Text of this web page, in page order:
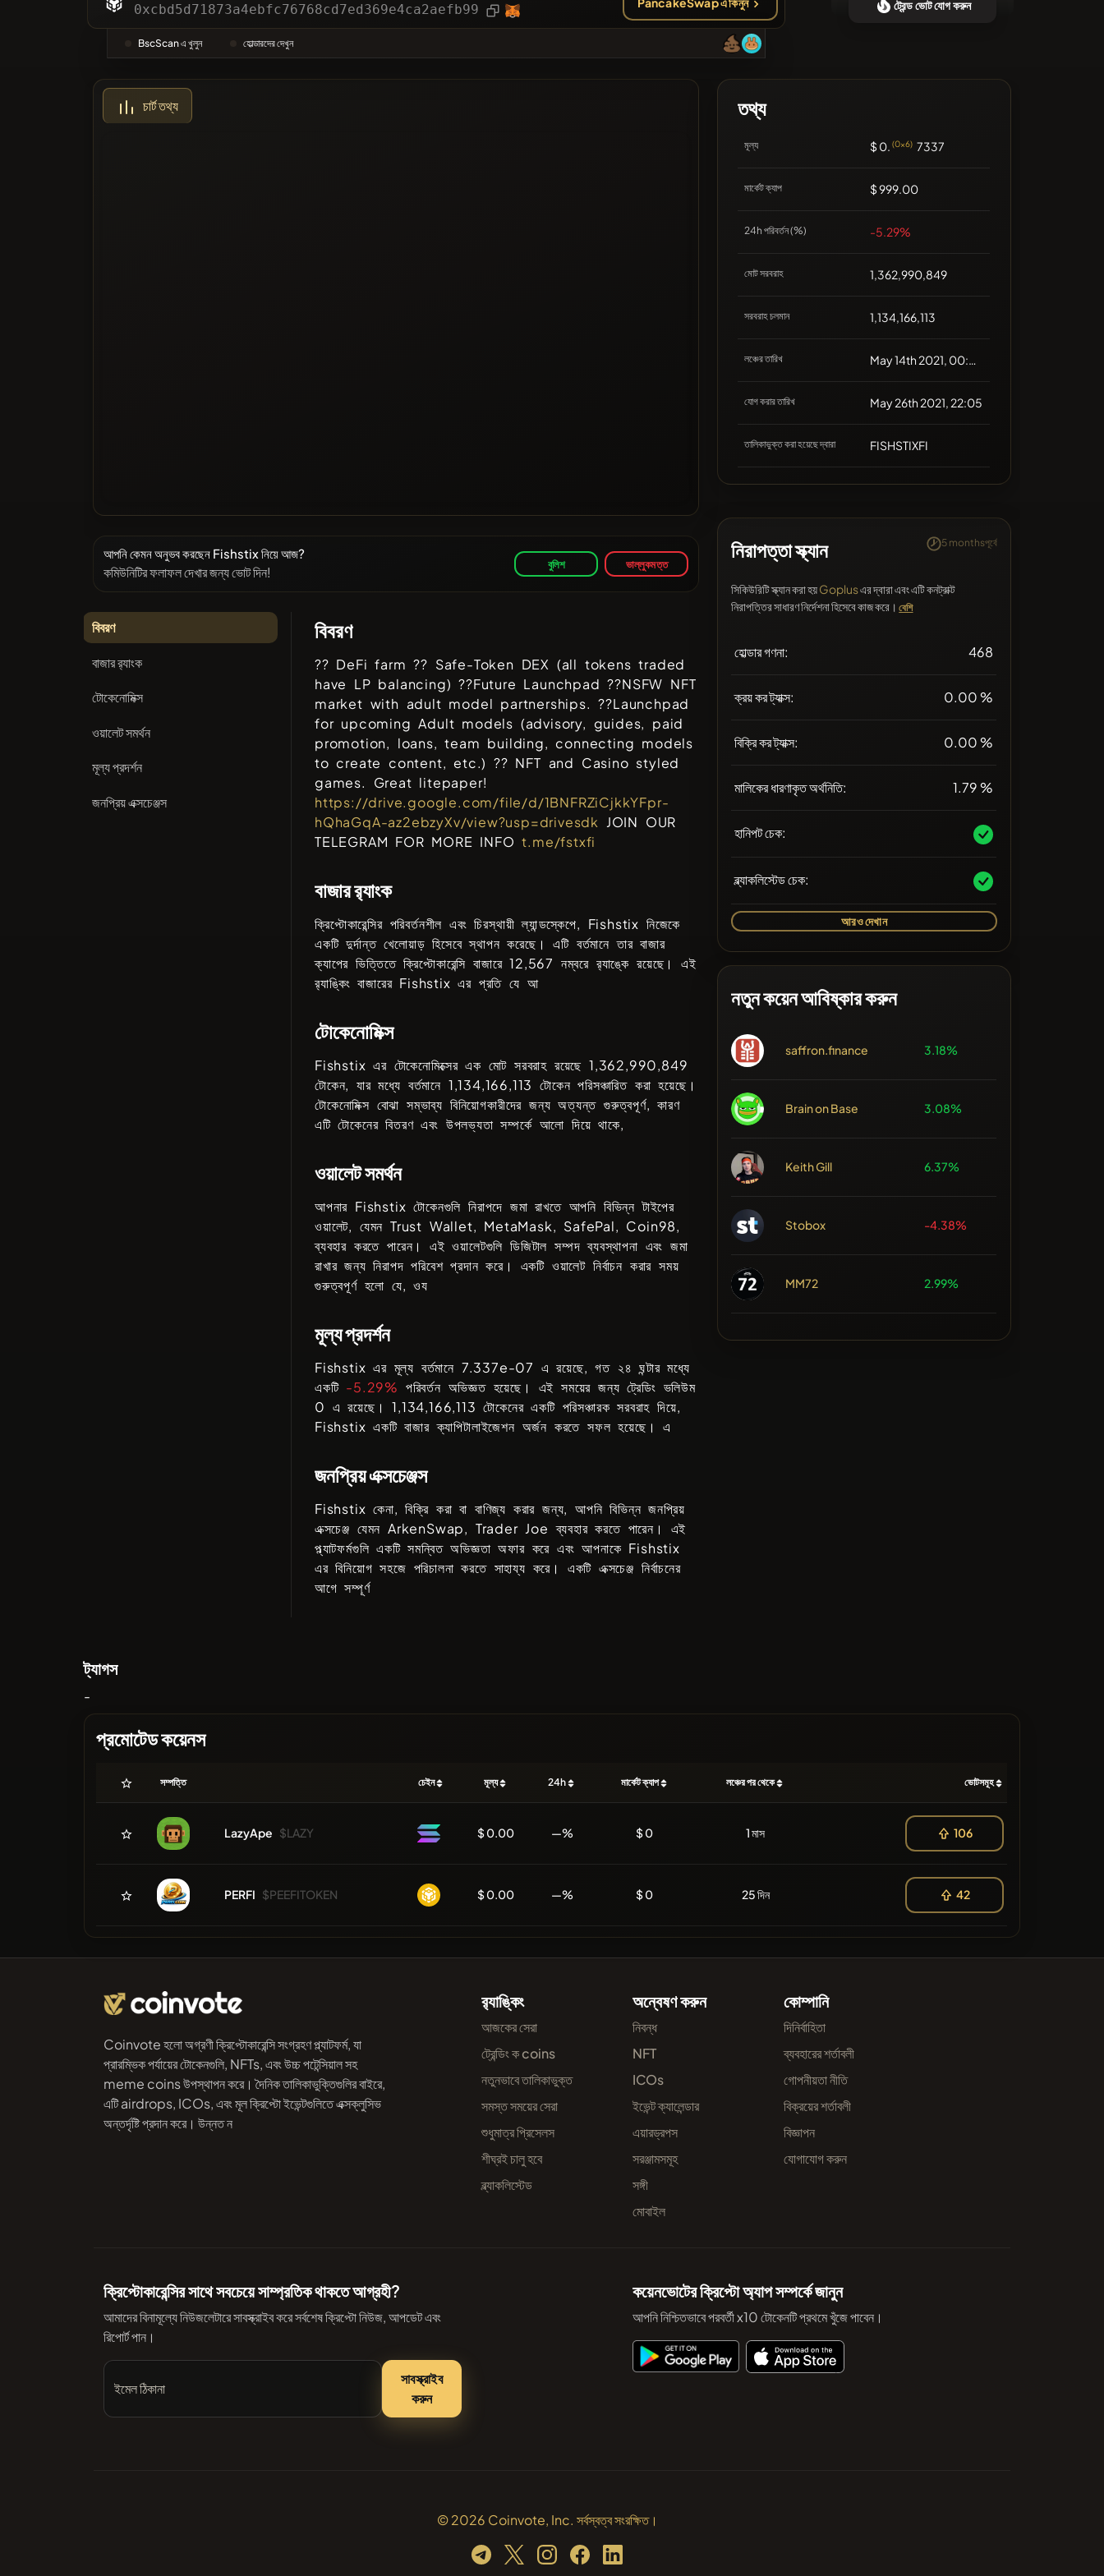
বিভাগসমূহ
সবচেয়ে বেশি ভোট পেয়েছে
লেখা ❌সাম্প্রতিক কোনো কয়েন নেই
0xcbd5d71873a4ebfc76768cd7ed369e4ca2aefb99
BscScan এ খুলুন হোল্ডারদের দেখুন
ট্রেন্ড ভোট যোগ করুন
চার্ট তথ্য
আপনি কেমন অনুভব করছেন Fishstix নিয়ে আজ?
কমিউনিটির ফলাফল দেখার জন্য ভোট দিন! বুলিশ ভাল্লুকমত্ত
বিবরণ
বাজার র‌্যাংক
টোকেনোমিক্স
ওয়ালেট সমর্থন
মূল্য প্রদর্শন
জনপ্রিয় এক্সচেঞ্জস
বিবরণ
?? DeFi farm ?? Safe-Token DEX (all tokens traded
have LP balancing) ??Future Launchpad ??NSFW NFT
market with adult model partnerships. ??Launchpad
for upcoming Adult models (advisory, guides, paid
promotion, loans, team building, connecting models
to create content, etc.) ?? NFT and Casino styled
games. Great litepaper!
https://drive.google.com/file/d/1BNFRZiCjkkYFpr-
hQhaGqA-az2ebzyXv/view?usp=drivesdk JOIN OUR
TELEGRAM FOR MORE INFOt.me/fstxfi
বাজার র‌্যাংক
ক্রিপ্টোকারেন্সির পরিবর্তনশীল এবং চিরস্থায়ী ল্যান্ডস্কেপে, Fishstix নিজেকে
একটি দুর্দান্ত খেলোয়াড় হিসেবে স্থাপন করেছে। এটি বর্তমানে তার বাজার
ক্যাপের ভিত্তিতে ক্রিপ্টোকারেন্সি বাজারে12,567 নম্বরে র‍্যাঙ্কে রয়েছে। এই
র‍্যাঙ্কিং বাজারের Fishstix এর প্রতি যে আ
টোকেনোমিক্স
Fishstix এর টোকেনোমিক্সের এক মোট সরবরাহ রয়েছে1,362,990,849
টোকেন, যার মধ্যে বর্তমানে 1,134,166,113 টোকেন পরিসঞ্চারিত করা হয়েছে।
টোকেনোমিক্স বোঝা সম্ভাব্য বিনিয়োগকারীদের জন্য অত্যন্ত গুরুত্বপূর্ণ, কারণ
এটি টোকেনের বিতরণ এবং উপলভ্যতা সম্পর্কে আলো দিয়ে থাকে,
ওয়ালেট সমর্থন
আপনার Fishstix টোকেনগুলি নিরাপদে জমা রাখতে আপনি বিভিন্ন টাইপের
ওয়ালেট, যেমনTrust Wallet, MetaMask, SafePal, Coin98,
ব্যবহার করতে পারেন। এই ওয়ালেটগুলি ডিজিটাল সম্পদ ব্যবস্থাপনা এবং জমা
রাখার জন্য নিরাপদ পরিবেশ প্রদান করে। একটি ওয়ালেট নির্বাচন করার সময়
গুরুত্বপূর্ণ হলো যে, ওয
মূল্য প্রদর্শন
Fishstix এর মূল্য বর্তমানে 7.337e-07 এ রয়েছে, গত ২৪ ঘন্টার মধ্যে
একটি -5.29% পরিবর্তন অভিজ্ঞত হয়েছে। এই সময়ের জন্য ট্রেডিং ভলিউম
0 এ রয়েছে।1,134,166,113টোকেনের একটি পরিসঞ্চারক সরবরাহ দিয়ে,
Fishstix একটি বাজার ক্যাপিটালাইজেশন অর্জন করতে সফল হয়েছে। এ
জনপ্রিয় এক্সচেঞ্জস
Fishstix কেনা, বিক্রি করা বা বাণিজ্য করার জন্য, আপনি বিভিন্ন জনপ্রিয়
এক্সচেঞ্জ যেমনArkenSwap, Trader Joe ব্যবহার করতে পারেন। এই
প্ল্যাটফর্মগুলি একটি সমন্বিত অভিজ্ঞতা অফার করে এবং আপনাকে Fishstix
এর বিনিয়োগ সহজে পরিচালনা করতে সাহায্য করে। একটি এক্সচেঞ্জ নির্বাচনের
আগে সম্পূর্ণ
তথ্য
মূল্য $ 0. (0x6) 7337
মার্কেট ক্যাপ $ 999.00
24h পরিবর্তন (%) -5.29%
মোট সরবরাহ 1,362,990,849
সরবরাহ চলমান 1,134,166,113
লঞ্চের তারিখ May 14th 2021, 00:00
যোগ করার তারিখ May 26th 2021, 22:05
তালিকাভুক্ত করা হয়েছে দ্বারা FISHSTIXFI
নিরাপত্তা স্ক্যান 5 monthsপূর্বে
সিকিউরিটি স্ক্যান করা হয়Goplusএর দ্বারা এবং এটি কনট্রাক্ট
নিরাপত্তির সাধারণ নির্দেশনা হিসেবে কাজ করে। বেশি
হোল্ডার গণনা: 468
ক্রয় কর ট্যাক্স: 0.00 %
বিক্রি কর ট্যাক্স: 0.00 %
মালিকের ধারণাকৃত অর্থনিতি: 1.79 %
হানিপট চেক:
ব্ল্যাকলিস্টেড চেক:
আরও দেখান
নতুন কয়েন আবিষ্কার করুন
saffron.finance 3.18%
Brain on Base 3.08%
Keith Gill 6.37%
Stobox -4.38%
MM72 2.99%
ট্যাগস
-
প্রমোটেড কয়েনস
সম্পত্তি চেইন মূল্য 24h মার্কেট ক্যাপ লঞ্চের পর থেকে ভোটসমূহ
LazyApe $LAZY $ 0.00 —% $ 0 1 মাস 106
PERFI $PEEFITOKEN $ 0.00 —% $ 0 25 দিন 42
Coinvote হলো অগ্রণী ক্রিপ্টোকারেন্সি সংগ্রহণ প্ল্যাটফর্ম, যা
প্রারম্ভিক পর্যায়ের টোকেনগুলি, NFTs, এবং উচ্চ পটেন্সিয়াল সহ
meme coins উপস্থাপন করে। দৈনিক তালিকাভুক্তিগুলির বাইরে,
এটি airdrops, ICOs, এবং মূল ক্রিপ্টো ইভেন্টগুলিতে এক্সক্লুসিভ
অন্তর্দৃষ্টি প্রদান করে। উন্নত ন
র‌্যাঙ্কিং
আজকের সেরা
ট্রেন্ডিং ক coins
নতুনভাবে তালিকাভুক্ত
সমস্ত সময়ের সেরা
শুধুমাত্র প্রিসেলস
শীঘ্রই চালু হবে
ব্ল্যাকলিস্টেড
অন্বেষণ করুন
নিবন্ধ
NFT
ICOs
ইভেন্ট ক্যালেন্ডার
এয়ারড্রপস
সরঞ্জামসমূহ
সঙ্গী
মোবাইল
কোম্পানি
দিনির্বাহিতা
ব্যবহারের শর্তাবলী
গোপনীয়তা নীতি
বিক্রয়ের শর্তাবলী
বিজ্ঞাপন
যোগাযোগ করুন
ক্রিপ্টোকারেন্সির সাথে সবচেয়ে সাম্প্রতিক থাকতে আগ্রহী?
আমাদের বিনামূল্যে নিউজলেটারে সাবস্ক্রাইব করে সর্বশেষ ক্রিপ্টো নিউজ, আপডেট এবং
রিপোর্ট পান।
ইমেল ঠিকানা
সাবস্ক্রাইব
করুন
কয়েনভোটের ক্রিপ্টো অ্যাপ সম্পর্কে জানুন
আপনি নিশ্চিতভাবে পরবর্তী x10 টোকেনটি প্রথমে খুঁজে পাবেন।
© 2026 Coinvote, Inc. সর্বস্বত্ব সংরক্ষিত।